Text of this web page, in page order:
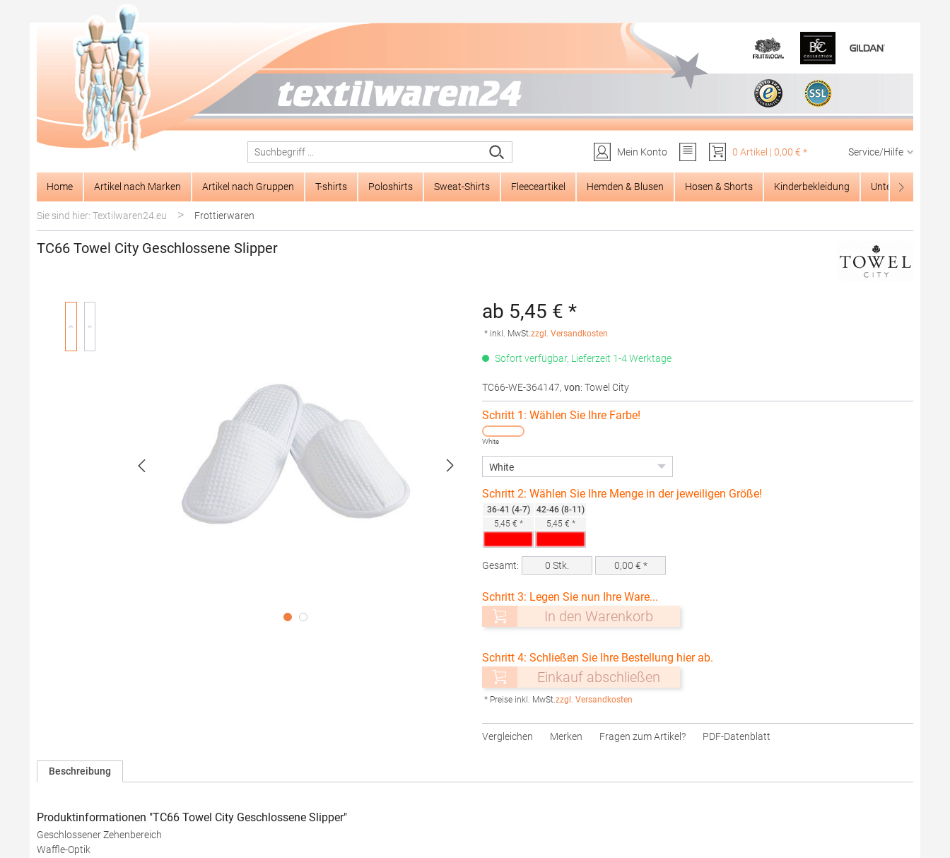
Zur Hauptnavigation springen
Mein Konto
0 Artikel | 0,00 € * Service/Hilfe
Home Artikel nach Marken Artikel nach Gruppen T-shirts Poloshirts Sweat-Shirts Fleeceartikel Hemden & Blusen Hosen & Shorts Kinderbekleidung Unterwäsche
Sie sind hier: Textilwaren24.eu > Frottierwaren
TC66 Towel City Geschlossene Slipper
ab 5,45 € *
* inkl. MwSt.zzgl. Versandkosten
Sofort verfügbar, Lieferzeit 1-4 Werktage
TC66-WE-364147, von: Towel City
Schritt 1: Wählen Sie Ihre Farbe!
White
Schritt 2: Wählen Sie Ihre Menge in der jeweiligen Größe!
36-41 (4-7)
5,45 € *
42-46 (8-11)
5,45 € *
Gesamt: 0 Stk. 0,00 € *
Schritt 3: Legen Sie nun Ihre Ware...
In den Warenkorb
Schritt 4: Schließen Sie Ihre Bestellung hier ab.
Einkauf abschließen
* Preise inkl. MwSt.zzgl. Versandkosten
Vergleichen Merken Fragen zum Artikel? PDF-Datenblatt
Beschreibung
Produktinformationen "TC66 Towel City Geschlossene Slipper"
Geschlossener Zehenbereich
Waffle-Optik